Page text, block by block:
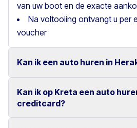
van uw boot en de exacte
Na voltooiing ontvangt u per
voucher
Kan ik een auto huren in
Ja, wij bieden autoverhuur in
Kan ik op Kreta een auto
creditcard?